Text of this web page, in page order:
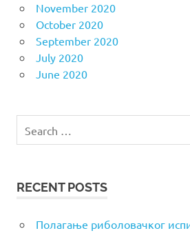
November 2020
October 2020
September 2020
July 2020
June 2020
for:
RECENT POSTS
Полагање риболовачког